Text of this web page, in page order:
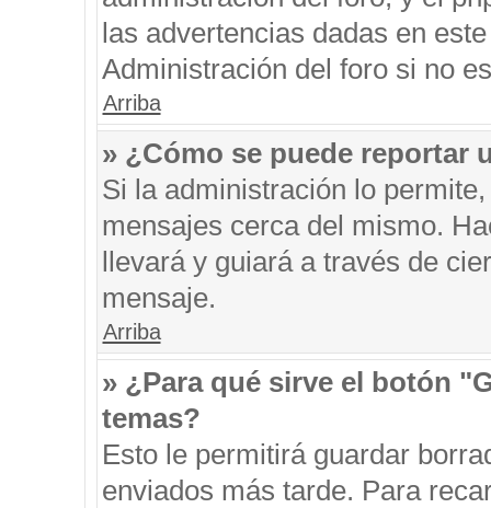
las advertencias dadas en
Administración del foro si no
Arriba
» ¿Cómo se puede reportar
Si la administración lo
mensajes cerca del mismo.
llevará y guiará a través de
mensaje.
Arriba
» ¿Para qué sirve el botón
temas?
Esto le permitirá guardar
enviados más tarde. Para